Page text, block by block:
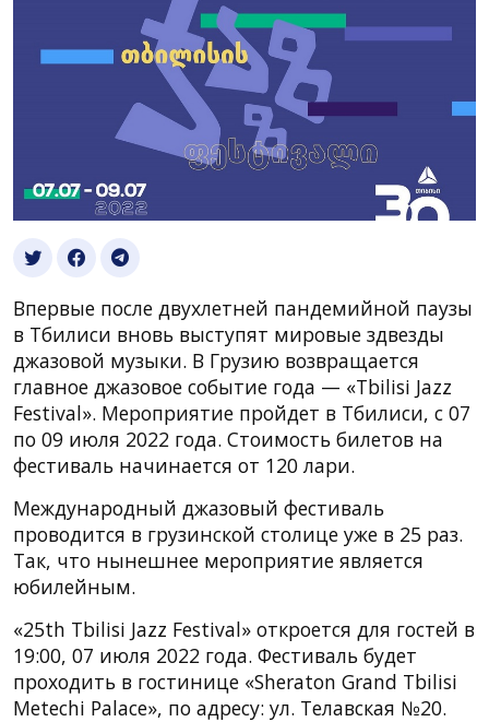
Впервые после двухлетней пандемийной паузы
в Тбилиси вновь выступят мировые здвезды
джазовой музыки. В Грузию возвращается
главное джазовое событие года — «Tbilisi Jazz
Festival». Мероприятие пройдет в Тбилиси, с 07
по 09 июля 2022 года. Стоимость билетов на
фестиваль начинается от 120 лари.
Международный джазовый фестиваль
проводится в грузинской столице уже в 25 раз.
Так, что нынешнее мероприятие является
юбилейным.
«25th Tbilisi Jazz Festival» откроется для гостей в
19:00, 07 июля 2022 года. Фестиваль будет
проходить в гостинице «Sheraton Grand Tbilisi
Metechi Palace», по адресу: ул. Телавская №20.